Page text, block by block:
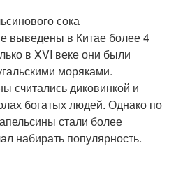
сока
выведены в Китае более 4
в XVI веке они были
моряками.
считались диковинкой и
богатых людей. Однако по
стали более
набирать популярность.